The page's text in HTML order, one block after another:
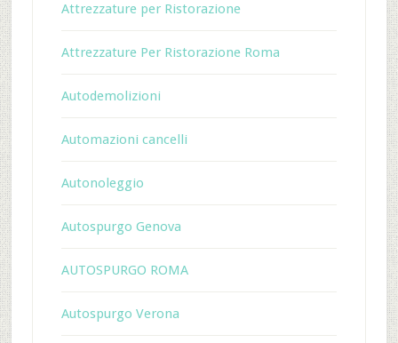
Attrezzature per Ristorazione
Attrezzature Per Ristorazione Roma
Autodemolizioni
Automazioni cancelli
Autonoleggio
Autospurgo Genova
AUTOSPURGO ROMA
Autospurgo Verona